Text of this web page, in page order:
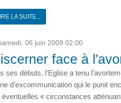
LA SUITE...
06 juin 2009 02:00
face à
ses débuts, l'Eglise a tenu
d'excommunication qui le punit
éventuelles « circonstances